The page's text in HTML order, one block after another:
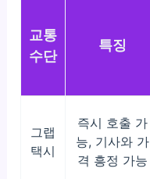
교통
수단
특징
그랩
택시
즉시 호출 가
능, 기사와 가
격 흥정 가능